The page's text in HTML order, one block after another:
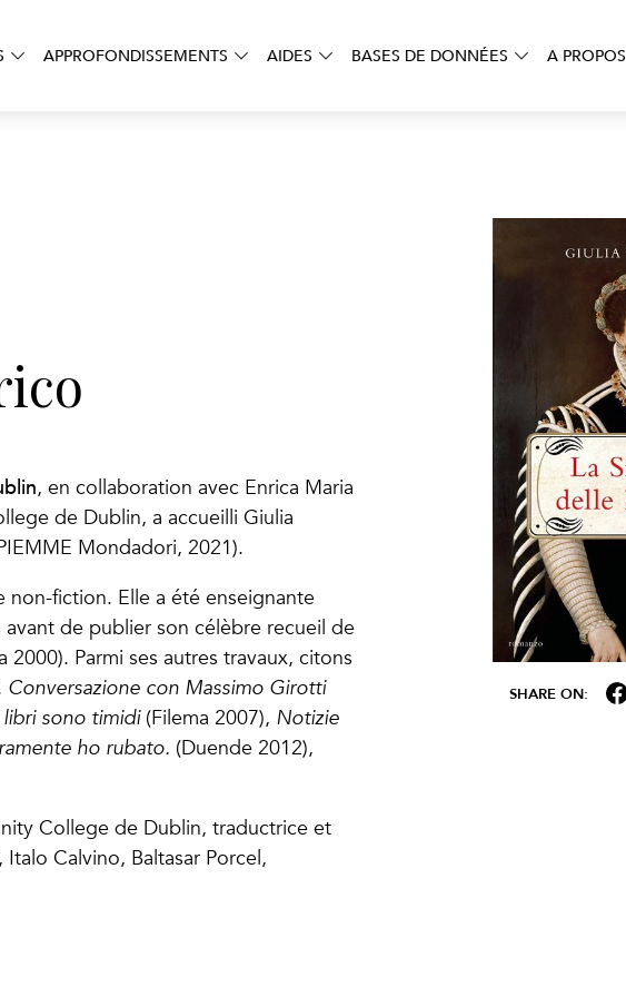
APPROFONDISSEMENTS AIDES BASES DE DONNÉES A PROPOS
, en collaboration avec Enrica Maria
de Dublin, a accueilli Giulia
Mondadori, 2021).
fiction. Elle a été enseignante
de publier son célèbre recueil de
Parmi ses autres travaux, citons
Conversazione con Massimo Girotti
libri sono timidi(Filema 2007), Notizie
ho rubato. (Duende 2012),
College de Dublin, traductrice et
Calvino, Baltasar Porcel,
SHARE ON: